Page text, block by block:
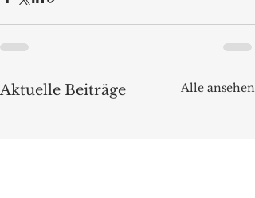
Aktuelle Beiträge Alle ansehen